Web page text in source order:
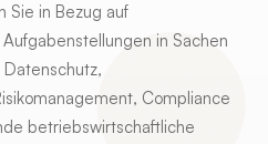
Sie in Bezug auf
in Sachen
Compliance
betriebswirtschaftliche